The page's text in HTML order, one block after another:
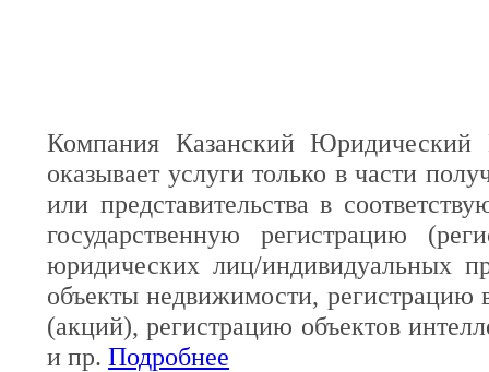
Компания Казанский Юридический
оказывает услуги только в части
или представительства в
государственную регистрацию
юридических лиц/индивидуальных
объекты недвижимости, регистрацию
(акций), регистрацию объектов
и пр. Подробнее